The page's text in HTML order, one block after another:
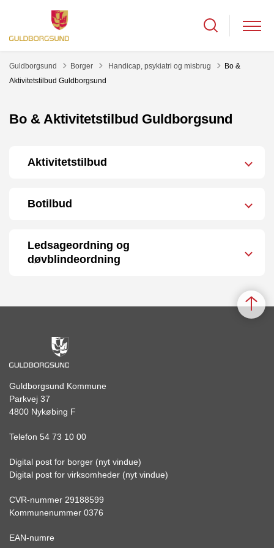
Guldborgsund Borger Tilbage til
Handicap, psykiatri og misbrug
Bo &
Aktivitetstilbud Guldborgsund
Bo & Aktivitetstilbud Guldborgsund
Aktivitetstilbud
Botilbud
Ledsageordning og
døvblindeordning
Guldborgsund Kommune
Parkvej 37
4800 Nykøbing F
Telefon 54 73 10 00
Digital post for borger (nyt vindue)
Digital post for virksomheder (nyt vindue)
CVR-nummer 29188599
Kommunenummer 0376
EAN-numre